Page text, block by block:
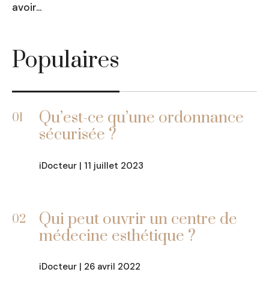
avoir…
Populaires
01
Qu’est-ce qu’une ordonnance
sécurisée ?
iDocteur | 11 juillet 2023
02
Qui peut ouvrir un centre de
médecine esthétique ?
iDocteur | 26 avril 2022